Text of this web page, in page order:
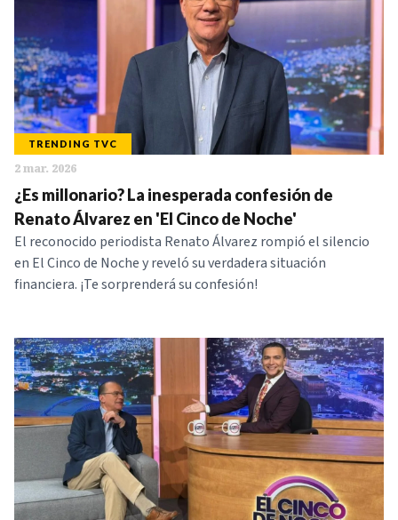
TRENDING TVC
2 mar. 2026
¿Es millonario? La inesperada confesión de
Renato Álvarez en 'El Cinco de Noche'
El reconocido periodista Renato Álvarez rompió el silencio
en El Cinco de Noche y reveló su verdadera situación
financiera. ¡Te sorprenderá su confesión!